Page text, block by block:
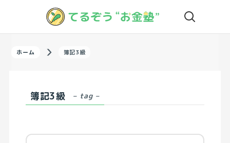
ホーム 簿記3級
簿記3級 – tag –